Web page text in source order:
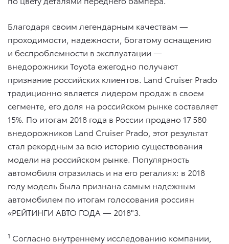
Благодаря своим легендарным качествам —
проходимости, надежности, богатому оснащению
и беспроблемности в эксплуатации —
внедорожники Toyota ежегодно получают
признание российских клиентов. Land Cruiser Prado
традиционно является лидером продаж в своем
сегменте, его доля на российском рынке составляет
15%. По итогам 2018 года в России продано 17 580
внедорожников Land Cruiser Prado, этот результат
стал рекордным за всю историю существования
модели на российском рынке. Популярность
автомобиля отразилась и на его регалиях: в 2018
году модель была признана самым надежным
автомобилем по итогам голосования россиян
«РЕЙТИНГИ АВТО ГОДА — 2018"3.
1 Согласно внутреннему исследованию компании,